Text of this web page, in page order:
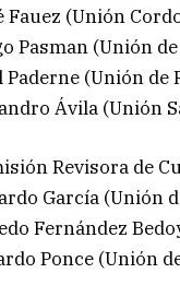
Fauez (Unión
Pasman (Unión
Paderne (Unión de
Ávila (Unión
Revisora de
García (Unión
Fernández
Ponce (Unión